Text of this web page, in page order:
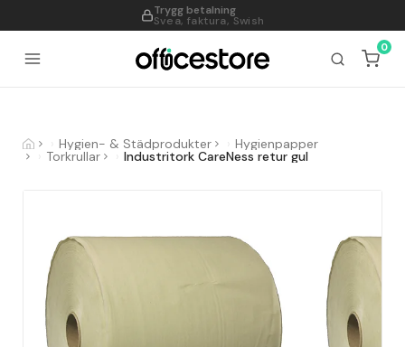
Trygg betalning
Svea, faktura, Swish
995
0
Hygien- & Städprodukter Hygienpapper
Torkrullar Industritork CareNess retur gul